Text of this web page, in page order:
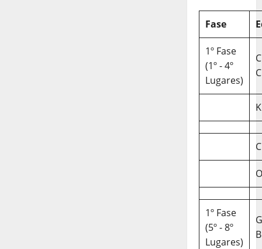
Fase
1º Fase
(1º - 4º
Lugares)
C
1º Fase
(5º - 8º
Lugares)
B